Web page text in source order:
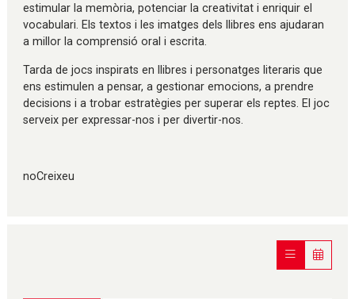
estimular la memòria, potenciar la creativitat i enriquir el
vocabulari. Els textos i les imatges dels llibres ens ajudaran
a millor la comprensió oral i escrita.
Tarda de jocs inspirats en llibres i personatges literaris que
ens estimulen a pensar, a gestionar emocions, a prendre
decisions i a trobar estratègies per superar els reptes. El joc
serveix per expressar-nos i per divertir-nos.
noCreixeu